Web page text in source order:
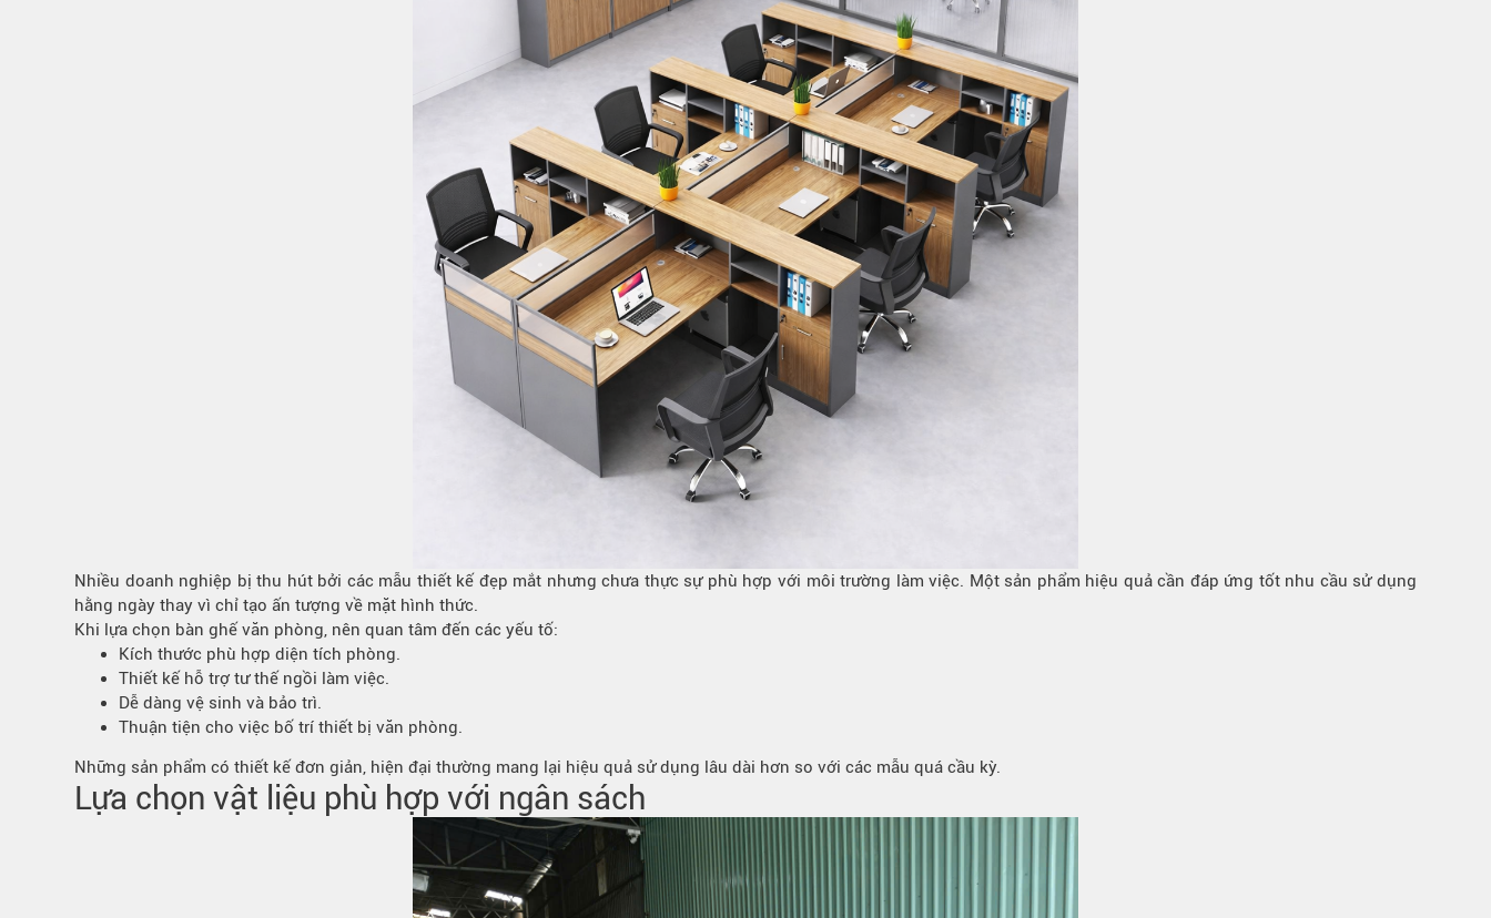
Nhiều doanh nghiệp bị thu hút bởi các mẫu thiết kế đẹp mắt nhưng chưa thực sự phù hợp với môi trường làm việc. Một sản phẩm hiệu quả cần đáp ứng tốt nhu cầu sử dụng
hằng ngày thay vì chỉ tạo ấn tượng về mặt hình thức.
Khi lựa chọn bàn ghế văn phòng, nên quan tâm đến các yếu tố:
Kích thước phù hợp diện tích phòng.
Thiết kế hỗ trợ tư thế ngồi làm việc.
Dễ dàng vệ sinh và bảo trì.
Thuận tiện cho việc bố trí thiết bị văn phòng.
Những sản phẩm có thiết kế đơn giản, hiện đại thường mang lại hiệu quả sử dụng lâu dài hơn so với các mẫu quá cầu kỳ.
Lựa chọn vật liệu phù hợp với ngân sách